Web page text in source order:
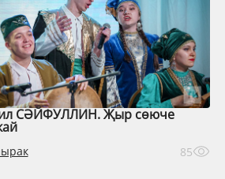
СӘЙФУЛЛИН. Җыр сөюче
85